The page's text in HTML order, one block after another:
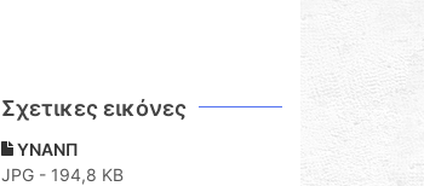
Σχετικες εικόνες
ΥΝΑΝΠ
JPG - 194,8 KB